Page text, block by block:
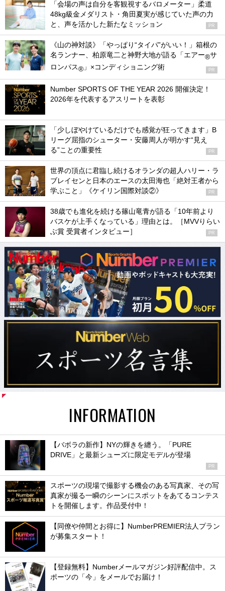
「会場の声は自分を客観視するバロメーター」柔道
48kg級金メダリスト・角田夏実が感じていた声の力
と、声を活かした新たなミッション
PR
《山の神対談》「やっぱり“タイパ”がいい！」箱根の
名ランナー、柏原竜二と神野大地が語る「エアー®サ
ロンパス® 」×コンディショニング術 PR
Number SPORTS OF THE YEAR 2026 開催決定！
2026年を代表するアスリートを表彰
「少しぼやけているだけでも感覚が狂ってきます」B
リーグ屈指のシューター・安藤周人が明かす“見え
る”ことの重要性
PR
世界の頂点に君臨し続けるオランダの超人ハリー・ラ
ブレイセンと日本のエースの太田海也「絶対王者から
学ぶこと」《ケイリン国際対談②》
PR
38歳でも進化を続ける篠山竜青が語る「10年前より
バスケが上手くなっている」理由とは。［MVVりらい
ぶ賞 受賞者インタビュー］
PR
INFORMATION
【バボラの新作】NYの輝きを纏う。「PURE
DRIVE」と最新シューズに限定モデルが登場
PR
スポーツの現場で撮影する機会のある写真家、その写
真家が撮る一瞬のシーンにスポットをあてるコンテス
トを開催します。作品受付中！
【同僚や仲間とお得に】NumberPREMIER法人プラン
が募集スタート！
【登録無料】Numberメールマガジン好評配信中。ス
ポーツの「今」をメールでお届け！